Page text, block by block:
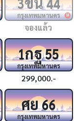
18
กรุงเทพมหานคร
จองแล้ว
1กฐ55
กรุงเทพมหานคร
299,000.-
ศย66
กรุงเทพมหานคร